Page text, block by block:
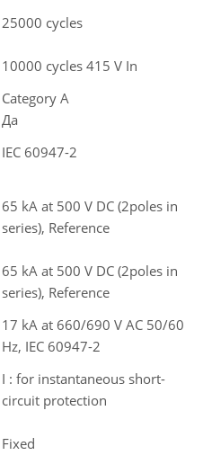
25000 cycles
10000 cycles 415 V In
Category A
Да
IEC 60947-2
65 kA at 500 V DC (2poles in
series), Reference
65 kA at 500 V DC (2poles in
series), Reference
17 kA at 660/690 V AC 50/60
Hz, IEC 60947-2
I : for instantaneous short-
circuit protection
Fixed